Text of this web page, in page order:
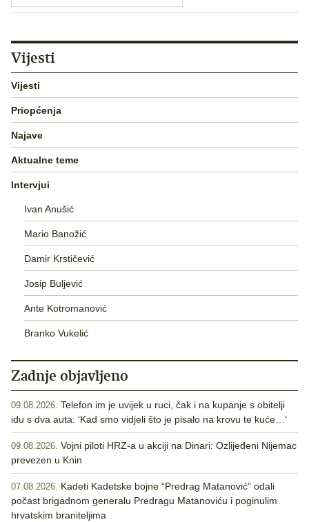
Vijesti
Vijesti
Priopćenja
Najave
Aktualne teme
Intervjui
Ivan Anušić
Mario Banožić
Damir Krstičević
Josip Buljević
Ante Kotromanović
Branko Vukelić
Zadnje objavljeno
09.08.2026. Telefon im je uvijek u ruci, čak i na kupanje s obitelji
idu s dva auta: ‘Kad smo vidjeli što je pisalo na krovu te kuće…‘
09.08.2026. Vojni piloti HRZ-a u akciji na Dinari: Ozlijeđeni Nijemac
prevezen u Knin
07.08.2026. Kadeti Kadetske bojne “Predrag Matanović” odali
počast brigadnom generalu Predragu Matanoviću i poginulim
hrvatskim braniteljima